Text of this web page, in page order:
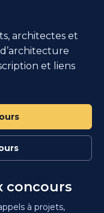
architectes et
et liens
concours
à projets,